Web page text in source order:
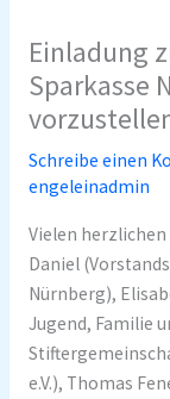
Einladung
Sparkasse
Schreibe einen
engeleinadmin
Vielen herzlichen
Daniel
Nürnberg),
Jugend, Familie
e.V.), Thomas